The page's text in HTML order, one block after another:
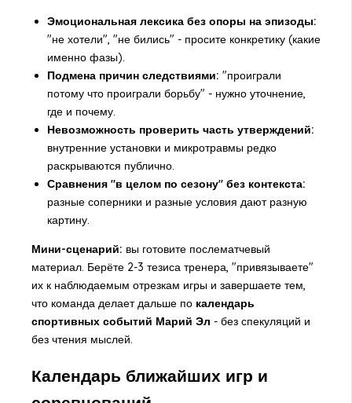
Эмоциональная лексика без опоры на эпизоды:
"не хотели", "не бились" - просите конкретику (какие
именно фазы).
Подмена причин следствиями: "проиграли
потому что проиграли борьбу" - нужно уточнение,
где и почему.
Невозможность проверить часть утверждений:
внутренние установки и микротравмы редко
раскрываются публично.
Сравнения "в целом по сезону" без контекста:
разные соперники и разные условия дают разную
картину.
Мини-сценарий: вы готовите послематчевый
материал. Берёте 2-3 тезиса тренера, "привязываете"
их к наблюдаемым отрезкам игры и завершаете тем,
что команда делает дальше по календарь
спортивных событий Марий Эл - без спекуляций и
без чтения мыслей.
Календарь ближайших игр и